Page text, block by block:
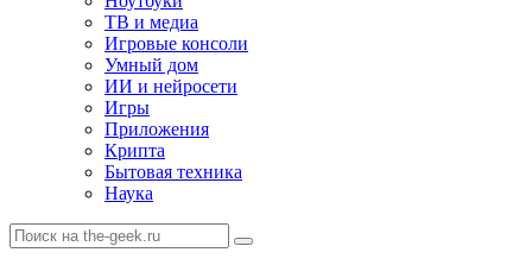
ТВ и медиа
Игровые консоли
Умный дом
ИИ и нейросети
Игры
Приложения
Крипта
Бытовая техника
Наука